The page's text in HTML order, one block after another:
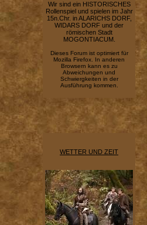
Wir sind ein HISTORISCHES
Rollenspiel und spielen im Jahr
15n.Chr. in ALARICHS DORF,
WIDARS DORF und der
römischen Stadt
MOGONTIACUM.
Dieses Forum ist optimiert für
Mozilla Firefox. In anderen
Browsern kann es zu
Abweichungen und
Schwiergkeiten in der
Ausführung kommen.
WETTER UND ZEIT